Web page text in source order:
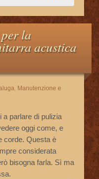
la
acustica
, Manutenzione e
a parlare di pulizia
oggi come, e
corde. Questa è
considerata
bisogna farla. Sì ma